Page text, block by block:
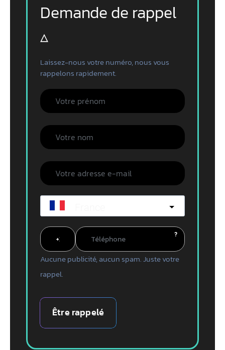
Demande de rappel
▵
Laissez-nous votre numéro, nous vous
rappelons rapidement.
?
Aucune publicité, aucun spam. Juste votre
rappel.
Être rappelé